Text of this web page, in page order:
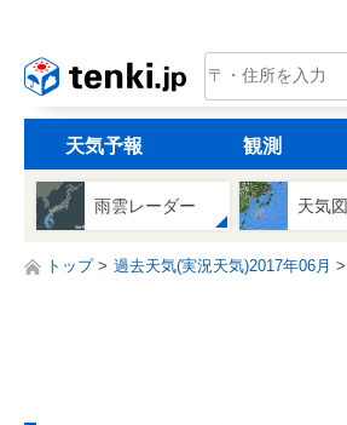
tenki.jp
天気予報 観測
雨雲レーダー 天気図
トップ 過去天気(実況天気)2017年06月